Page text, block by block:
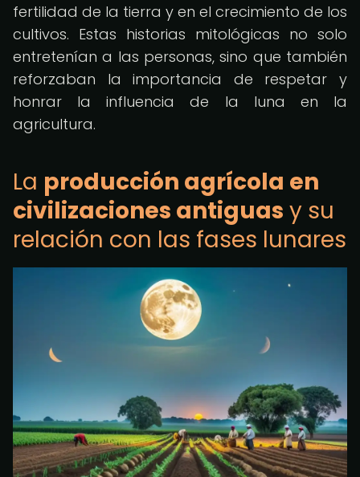
fertilidad de la tierra y en el crecimiento de los
cultivos. Estas historias mitológicas no solo
entretenían a las personas, sino que también
reforzaban la importancia de respetar y
honrar la influencia de la luna en la
agricultura.
La producción agrícola en
civilizaciones antiguas y su
relación con las fases lunares